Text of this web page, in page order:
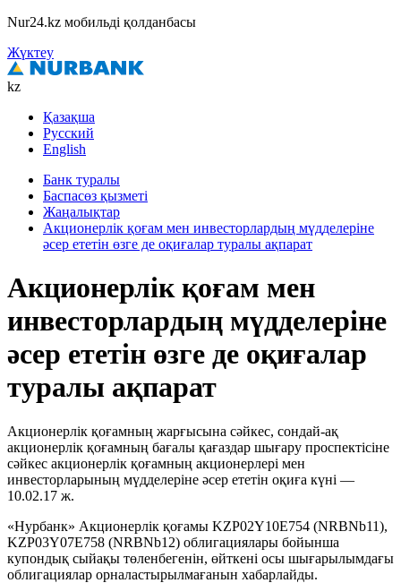
Nur24.kz мобильді қолданбасы
Жүктеу
kz
Қазақша
Русский
English
Банк туралы
Баспасөз қызметі
Жаңалықтар
Акционерлік қоғам мен инвесторлардың мүдделеріне
әсер ететін өзге де оқиғалар туралы ақпарат
Акционерлік қоғам мен
инвесторлардың мүдделеріне
әсер ететін өзге де оқиғалар
туралы ақпарат
Акционерлік қоғамның жарғысына сәйкес, сондай-ақ
акционерлік қоғамның бағалы қағаздар шығару проспектісіне
сәйкес акционерлік қоғамның акционерлері мен
инвесторларының мүдделеріне әсер ететін оқиға күні —
10.02.17 ж.
«Нурбанк» Акционерлік қоғамы KZP02Y10E754 (NRBNb11),
KZP03Y07E758 (NRBNb12) облигациялары бойынша
купондық сыйақы төленбегенін, өйткені осы шығарылымдағы
облигациялар орналастырылмағанын хабарлайды.